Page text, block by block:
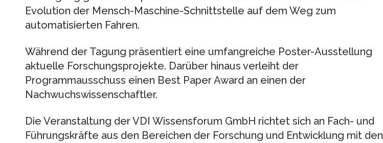
Evolution der Mensch-Maschine-Schnittstelle auf dem Weg zum
automatisierten Fahren.
Während der Tagung präsentiert eine umfangreiche Poster-Ausstellung
aktuelle Forschungsprojekte. Darüber hinaus verleiht der
Programmausschuss einen Best Paper Award an einen der
Nachwuchswissenschaftler.
Die Veranstaltung der VDI Wissensforum GmbH richtet sich an Fach- und
Führungskräfte aus den Bereichen der Forschung und Entwicklung mit den